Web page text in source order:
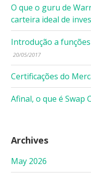
O que o guru de
carteira ideal de
Introdução a
20/05/2017
Certificações do
Afinal, o que é Swap
Archives
May 2026